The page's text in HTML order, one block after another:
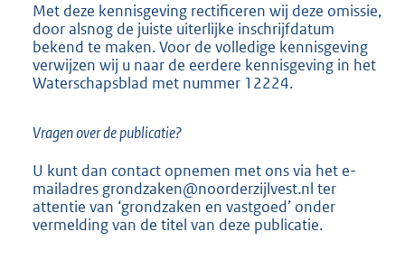
Met deze kennisgeving rectificeren wij deze omissie,
door alsnog de juiste uiterlijke inschrijfdatum
bekend te maken. Voor de volledige kennisgeving
verwijzen wij u naar de eerdere kennisgeving in het
Waterschapsblad met nummer 12224.
Vragen over de publicatie?
U kunt dan contact opnemen met ons via het e-
mailadres grondzaken@noorderzijlvest.nl ter
attentie van ‘grondzaken en vastgoed’ onder
vermelding van de titel van deze publicatie.